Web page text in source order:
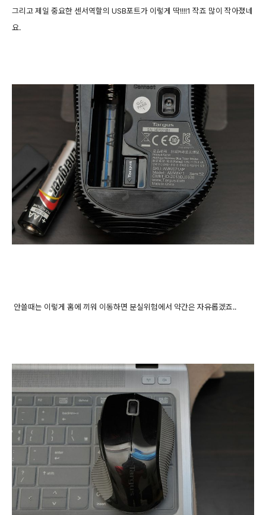
그리고 제일 중요한 센서역할의 USB포트가 이렇게 딱!!!!1 작죠 많이 작아졌네
요.
안쓸때는 이렇게 홈에 끼워 이동하면 분실위험에서 약간은 자유롭겠죠..